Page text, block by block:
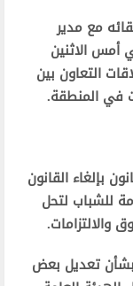
مع مدير
أمس الاثنين
التعاون بين
في المنطقة.
بإلغاء القانون
العامة للشباب لتحل
والالتزامات.
تعديل بعض